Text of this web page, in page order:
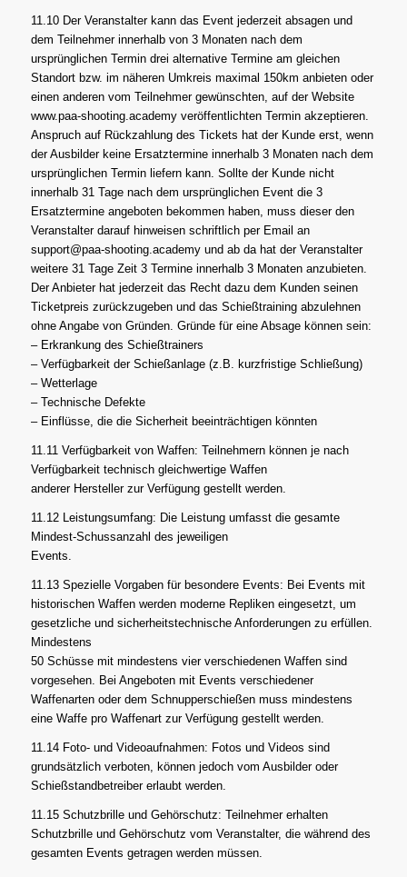
11.10 Der Veranstalter kann das Event jederzeit absagen und
dem Teilnehmer innerhalb von 3 Monaten nach dem
ursprünglichen Termin drei alternative Termine am gleichen
Standort bzw. im näheren Umkreis maximal 150km anbieten oder
einen anderen vom Teilnehmer gewünschten, auf der Website
www.paa-shooting.academy veröffentlichten Termin akzeptieren.
Anspruch auf Rückzahlung des Tickets hat der Kunde erst, wenn
der Ausbilder keine Ersatztermine innerhalb 3 Monaten nach dem
ursprünglichen Termin liefern kann. Sollte der Kunde nicht
innerhalb 31 Tage nach dem ursprünglichen Event die 3
Ersatztermine angeboten bekommen haben, muss dieser den
Veranstalter darauf hinweisen schriftlich per Email an
support@paa-shooting.academy und ab da hat der Veranstalter
weitere 31 Tage Zeit 3 Termine innerhalb 3 Monaten anzubieten.
Der Anbieter hat jederzeit das Recht dazu dem Kunden seinen
Ticketpreis zurückzugeben und das Schießtraining abzulehnen
ohne Angabe von Gründen. Gründe für eine Absage können sein:
– Erkrankung des Schießtrainers
– Verfügbarkeit der Schießanlage (z.B. kurzfristige Schließung)
– Wetterlage
– Technische Defekte
– Einflüsse, die die Sicherheit beeinträchtigen könnten
11.11 Verfügbarkeit von Waffen: Teilnehmern können je nach
Verfügbarkeit technisch gleichwertige Waffen
anderer Hersteller zur Verfügung gestellt werden.
11.12 Leistungsumfang: Die Leistung umfasst die gesamte
Mindest-Schussanzahl des jeweiligen
Events.
11.13 Spezielle Vorgaben für besondere Events: Bei Events mit
historischen Waffen werden moderne Repliken eingesetzt, um
gesetzliche und sicherheitstechnische Anforderungen zu erfüllen.
Mindestens
50 Schüsse mit mindestens vier verschiedenen Waffen sind
vorgesehen. Bei Angeboten mit Events verschiedener
Waffenarten oder dem Schnupperschießen muss mindestens
eine Waffe pro Waffenart zur Verfügung gestellt werden.
11.14 Foto- und Videoaufnahmen: Fotos und Videos sind
grundsätzlich verboten, können jedoch vom Ausbilder oder
Schießstandbetreiber erlaubt werden.
11.15 Schutzbrille und Gehörschutz: Teilnehmer erhalten
Schutzbrille und Gehörschutz vom Veranstalter, die während des
gesamten Events getragen werden müssen.